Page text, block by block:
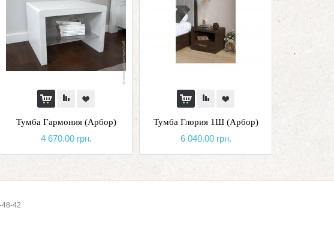
Тумба Гармония (Арбор)
4 670.00 грн.
Тумба Глория 1Ш (Арбор)
6 040.00 грн.
48-42